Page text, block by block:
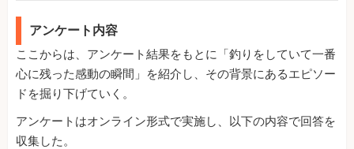
アンケート内容
ここからは、アンケート結果をもとに「釣りをしていて一番
心に残った感動の瞬間」を紹介し、その背景にあるエピソー
ドを掘り下げていく。
アンケートはオンライン形式で実施し、以下の内容で回答を
収集した。